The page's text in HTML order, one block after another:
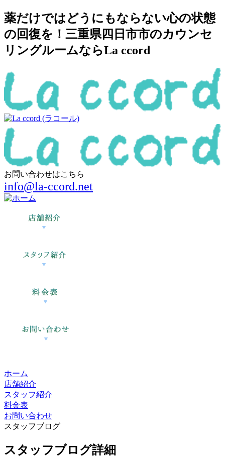
薬だけではどうにもならない心の状態
の回復を！三重県四日市市のカウンセ
リングルームならLa ccord
お問い合わせはこちら
info@la-ccord.net
ホーム
店舗紹介
スタッフ紹介
料金表
お問い合わせ
スタッフブログ
スタッフブログ詳細